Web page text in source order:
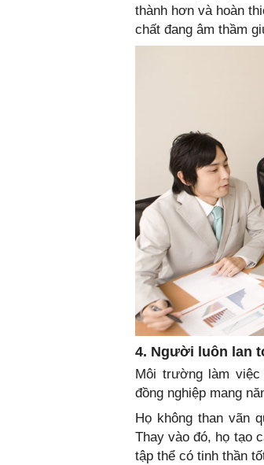
thành hơn và hoàn
chất đang âm thầm
4. Người luôn lan
Môi trường làm
đồng nghiệp mang
Họ không than vãn
Thay vào đó, họ tạo
tập thể có tinh thần